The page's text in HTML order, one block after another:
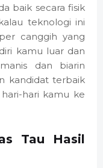
baik secara fisik
teknologi ini
canggih yang
kamu luar dan
dan biarin
kandidat terbaik
hari kamu ke
Tau Hasil